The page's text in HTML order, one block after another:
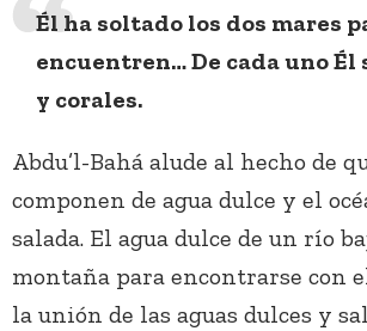
Él ha soltado los dos mares
encuentren… De cada uno Él
y corales.
Abdu’l-Bahá alude al hecho de
componen de agua dulce y el
salada. El agua dulce de un río
montaña para encontrarse con
la unión de las aguas dulces y